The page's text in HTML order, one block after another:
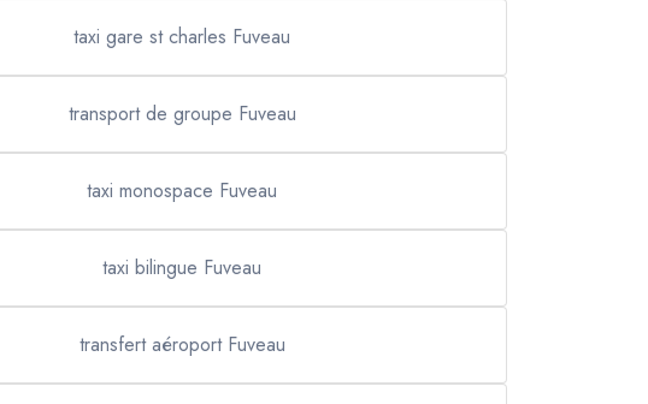
taxi gare st charles Fuveau
transport de groupe Fuveau
taxi monospace Fuveau
taxi bilingue Fuveau
transfert aéroport Fuveau